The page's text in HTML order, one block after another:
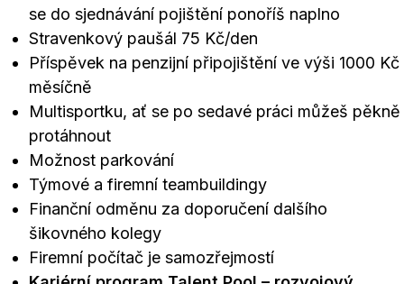
se do sjednávání pojištění ponoříš naplno
Stravenkový paušál 75 Kč/den
Příspěvek na penzijní připojištění ve výši 1000 Kč
měsíčně
Multisportku, ať se po sedavé práci můžeš pěkně
protáhnout
Možnost parkování
Týmové a firemní teambuildingy
Finanční odměnu za doporučení dalšího
šikovného kolegy
Firemní počítač je samozřejmostí